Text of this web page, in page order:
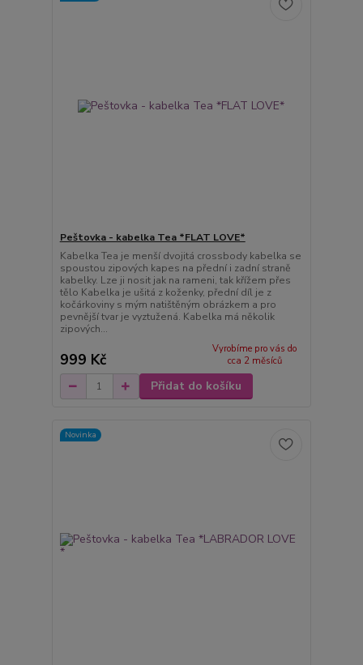
Peštovka - kabelka Tea *FLAT LOVE*
Kabelka Tea je menší dvojitá crossbody kabelka se
spoustou zipových kapes na přední i zadní straně
kabelky. Lze ji nosit jak na rameni, tak křížem přes
tělo Kabelka je ušitá z koženky, přední díl je z
kočárkoviny s mým natištěným obrázkem a pro
pevnější tvar je vyztužená. Kabelka má několik
zipových...
999 Kč
Vyrobíme pro vás do
cca 2 měsíců
Přidat do košíku
Novinka